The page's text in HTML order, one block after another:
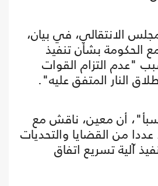
الانتقالي، في بيان،
الحكومة بشأن تنفيذ
"عدم التزام القوات
النار المتفق عليه".
أن معين، ناقش مع
من القضايا والتحديات
آلية تسريع اتفاق